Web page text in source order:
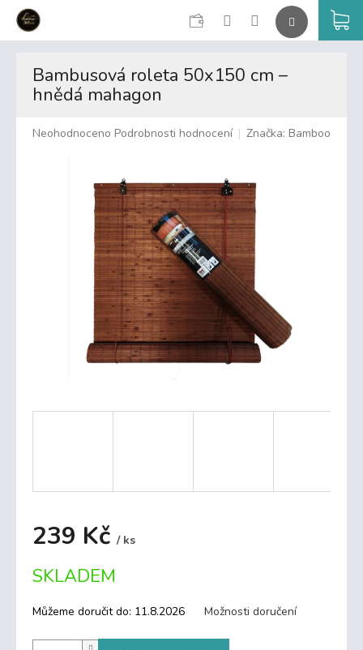
CZK
Bambusová roleta 50x150 cm –
hnědá mahagon
Průměrné
Neohodnoceno Podrobnosti hodnocení Značka: Bamboo
239 Kč / ks
cena:
SKLADEM
Můžeme doručit do: 11.8.2026 Možnosti doručení